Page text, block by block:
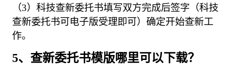
（3）科技查新委托书填写双方完成后签字（科技
查新委托书可电子版受理即可）确定开始查新工
作。
5、查新委托书模版哪里可以下载？